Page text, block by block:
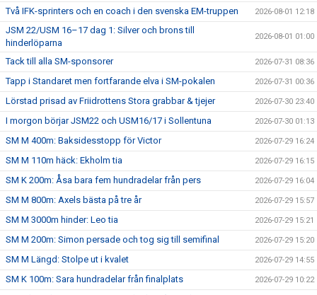
Två IFK-sprinters och en coach i den svenska EM-truppen 2026-08-01 12:18
JSM 22/USM 16–17 dag 1: Silver och brons till
hinderlöparna
2026-08-01 01:00
Tack till alla SM-sponsorer 2026-07-31 08:36
Tapp i Standaret men fortfarande elva i SM-pokalen 2026-07-31 00:36
Lörstad prisad av Friidrottens Stora grabbar & tjejer 2026-07-30 23:40
I morgon börjar JSM22 och USM16/17 i Sollentuna 2026-07-30 01:13
SM M 400m: Baksidesstopp för Victor 2026-07-29 16:24
SM M 110m häck: Ekholm tia 2026-07-29 16:15
SM K 200m: Åsa bara fem hundradelar från pers 2026-07-29 16:04
SM M 800m: Axels bästa på tre år 2026-07-29 15:57
SM M 3000m hinder: Leo tia 2026-07-29 15:21
SM M 200m: Simon persade och tog sig till semifinal 2026-07-29 15:20
SM M Längd: Stolpe ut i kvalet 2026-07-29 14:55
SM K 100m: Sara hundradelar från finalplats 2026-07-29 10:22